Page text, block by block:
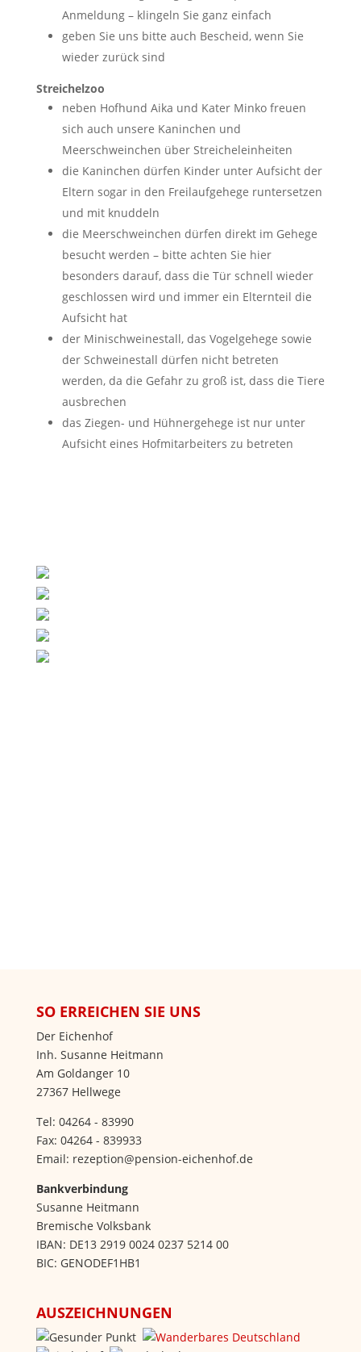
Anmeldung – klingeln Sie ganz einfach
geben Sie uns bitte auch Bescheid, wenn Sie
wieder zurück sind
Streichelzoo
neben Hofhund Aika und Kater Minko freuen
sich auch unsere Kaninchen und
Meerschweinchen über Streicheleinheiten
die Kaninchen dürfen Kinder unter Aufsicht der
Eltern sogar in den Freilaufgehege runtersetzen
und mit knuddeln
die Meerschweinchen dürfen direkt im Gehege
besucht werden – bitte achten Sie hier
besonders darauf, dass die Tür schnell wieder
geschlossen wird und immer ein Elternteil die
Aufsicht hat
der Minischweinestall, das Vogelgehege sowie
der Schweinestall dürfen nicht betreten
werden, da die Gefahr zu groß ist, dass die Tiere
ausbrechen
das Ziegen- und Hühnergehege ist nur unter
Aufsicht eines Hofmitarbeiters zu betreten
SO ERREICHEN SIE UNS
Der Eichenhof
Inh. Susanne Heitmann
Am Goldanger 10
27367 Hellwege
Tel: 04264 - 83990
Fax: 04264 - 839933
Email: rezeption@pension-eichenhof.de
Bankverbindung
Susanne Heitmann
Bremische Volksbank
IBAN: DE13 2919 0024 0237 5214 00
BIC: GENODEF1HB1
AUSZEICHNUNGEN